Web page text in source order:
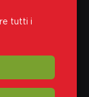
tutti i